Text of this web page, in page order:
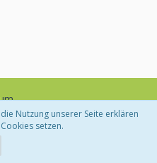
Nutzung unserer Seite erklären
setzen.